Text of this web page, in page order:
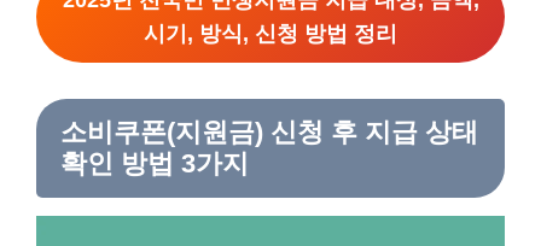
시기, 방식, 신청 방법 정리
소비쿠폰(지원금) 신청 후 지급 상태
확인 방법 3가지